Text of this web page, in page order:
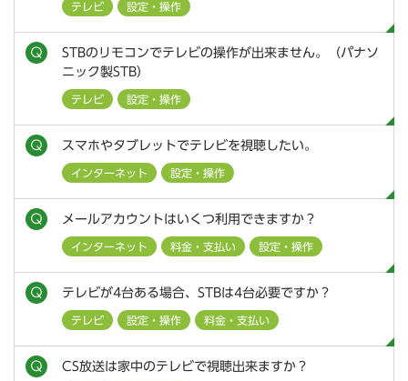
テレビ 設定・操作
STBのリモコンでテレビの操作が出来ません。（パナソ
ニック製STB）
テレビ 設定・操作
スマホやタブレットでテレビを視聴したい。
インターネット 設定・操作
メールアカウントはいくつ利用できますか？
インターネット 料金・支払い 設定・操作
テレビが4台ある場合、STBは4台必要ですか？
テレビ 設定・操作 料金・支払い
CS放送は家中のテレビで視聴出来ますか？